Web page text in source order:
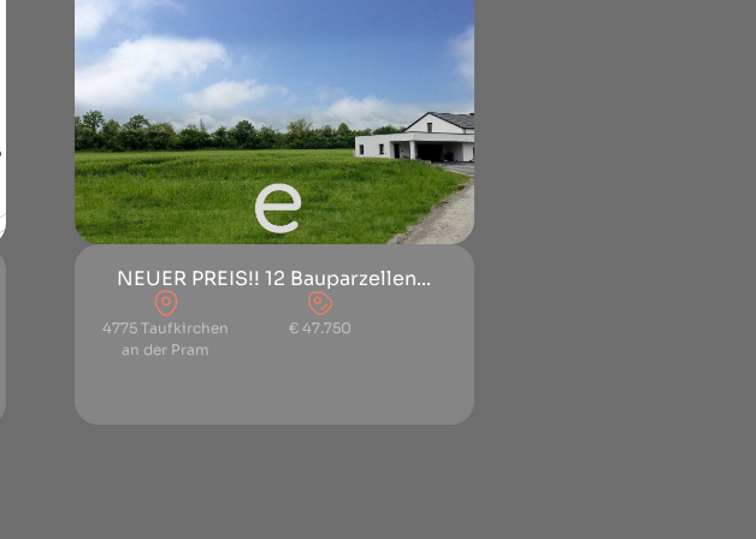
NEUER PREIS!! 12 Bauparzellen...
4775 Taufkirchen
an der Pram
€ 47.750